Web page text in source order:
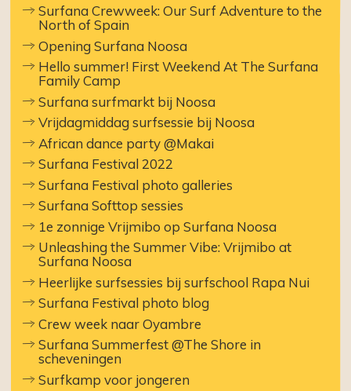
Surfana Crewweek: Our Surf Adventure to the
North of Spain
Opening Surfana Noosa
Hello summer! First Weekend At The Surfana
Family Camp
Surfana surfmarkt bij Noosa
Vrijdagmiddag surfsessie bij Noosa
African dance party @Makai
Surfana Festival 2022
Surfana Festival photo galleries
Surfana Softtop sessies
1e zonnige Vrijmibo op Surfana Noosa
Unleashing the Summer Vibe: Vrijmibo at
Surfana Noosa
Heerlijke surfsessies bij surfschool Rapa Nui
Surfana Festival photo blog
Crew week naar Oyambre
Surfana Summerfest @The Shore in
scheveningen
Surfkamp voor jongeren